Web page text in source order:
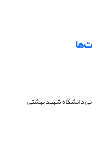
دانشگاه شهید بهشتی